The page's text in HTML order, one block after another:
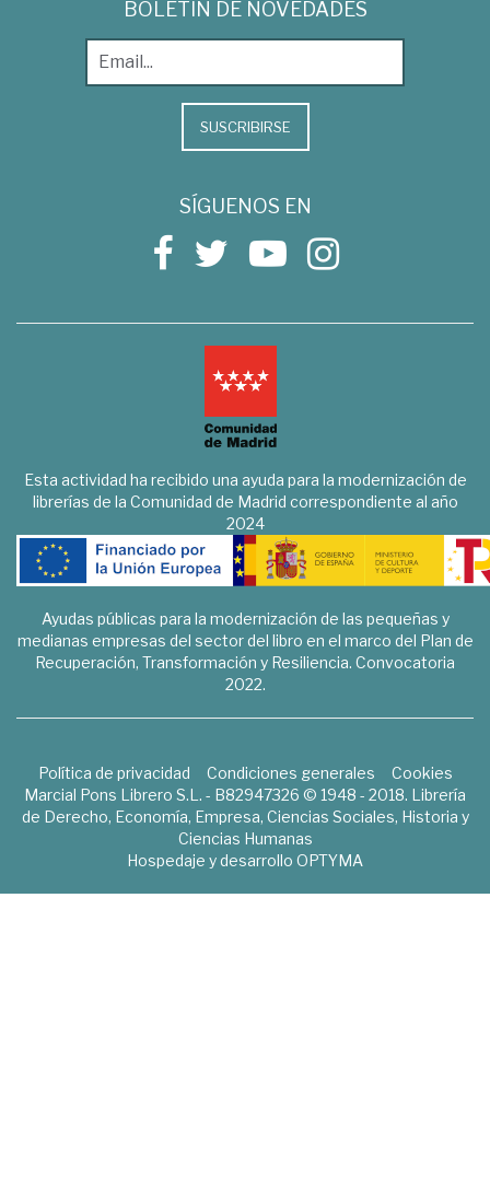
BOLETÍN DE NOVEDADES
SUSCRIBIRSE
SÍGUENOS EN
Esta actividad ha recibido una ayuda para la modernización de
librerías de la Comunidad de Madrid correspondiente al año
2024
Ayudas públicas para la modernización de las pequeñas y
medianas empresas del sector del libro en el marco del Plan de
Recuperación, Transformación y Resiliencia. Convocatoria
2022.
Política de privacidad Condiciones generales
Cookies
Marcial Pons Librero S.L. - B82947326 © 1948 - 2018. Librería
de Derecho, Economía, Empresa, Ciencias Sociales, Historia y
Ciencias Humanas
Hospedaje y desarrollo OPTYMA